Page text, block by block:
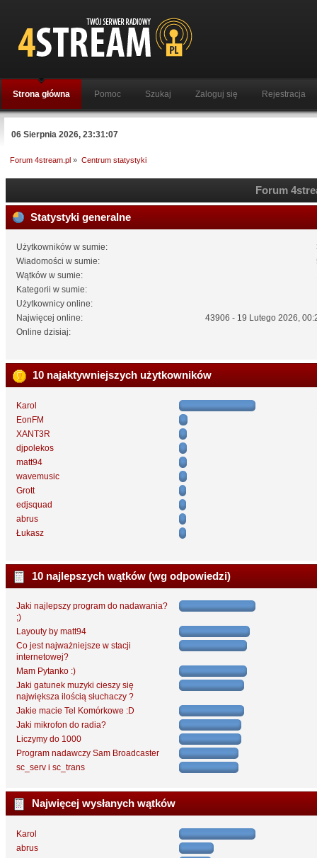
Strona główna Pomoc Szukaj Zaloguj się Rejestracja
06 Sierpnia 2026, 23:31:07
Forum 4stream.pl » Centrum statystyki
Forum
Statystyki generalne
Użytkowników w sumie:
Wiadomości w sumie:
Wątków w sumie:
Kategorii w sumie:
Użytkownicy online:
Najwięcej online:
43906 - 19 Lutego 2026,
Online dzisiaj:
10 najaktywniejszych użytkowników
Karol
EonFM
XANT3R
djpolekos
matt94
wavemusic
Grott
edjsquad
abrus
Łukasz
10 najlepszych wątków (wg odpowiedzi)
Jaki najlepszy program do nadawania?
;)
Layouty by matt94
Co jest najważniejsze w stacji
internetowej?
Mam Pytanko :)
Jaki gatunek muzyki cieszy się
największa ilością słuchaczy ?
Jakie macie Tel Komórkowe :D
Jaki mikrofon do radia?
Liczymy do 1000
Program nadawczy Sam Broadcaster
sc_serv i sc_trans
Najwięcej wysłanych wątków
Karol
abrus